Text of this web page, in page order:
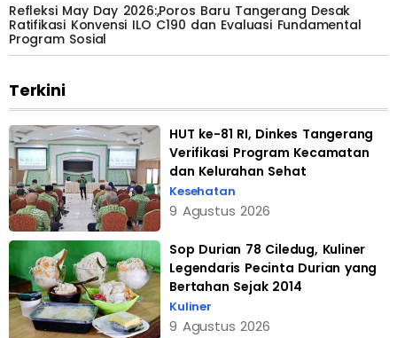
Refleksi May Day 2026:,Poros Baru Tangerang Desak
Ratifikasi Konvensi ILO C190 dan Evaluasi Fundamental
Program Sosial
Terkini
HUT ke-81 RI, Dinkes Tangerang
Verifikasi Program Kecamatan
dan Kelurahan Sehat
Kesehatan
9 Agustus 2026
Sop Durian 78 Ciledug, Kuliner
Legendaris Pecinta Durian yang
Bertahan Sejak 2014
Kuliner
9 Agustus 2026